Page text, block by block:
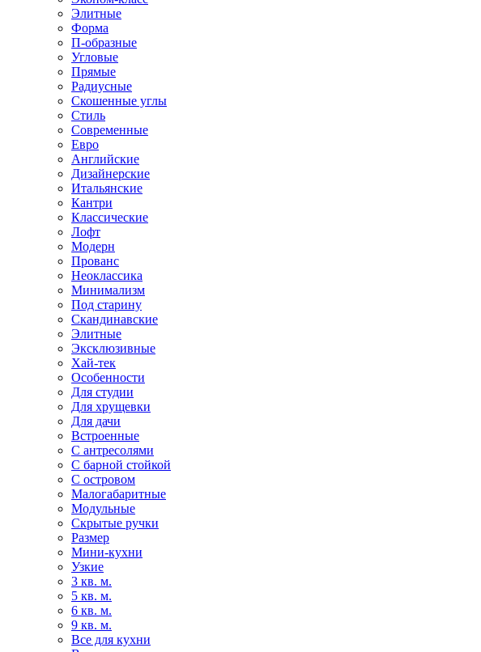
Элитные
Форма
П-образные
Угловые
Прямые
Радиусные
Скошенные углы
Стиль
Современные
Евро
Английские
Дизайнерские
Итальянские
Кантри
Классические
Лофт
Модерн
Прованс
Неоклассика
Минимализм
Под старину
Скандинавские
Элитные
Эксклюзивные
Хай-тек
Особенности
Для студии
Для хрущевки
Для дачи
Встроенные
С антресолями
С барной стойкой
С островом
Малогабаритные
Модульные
Скрытые ручки
Размер
Мини-кухни
Узкие
3 кв. м.
5 кв. м.
6 кв. м.
9 кв. м.
Все для кухни